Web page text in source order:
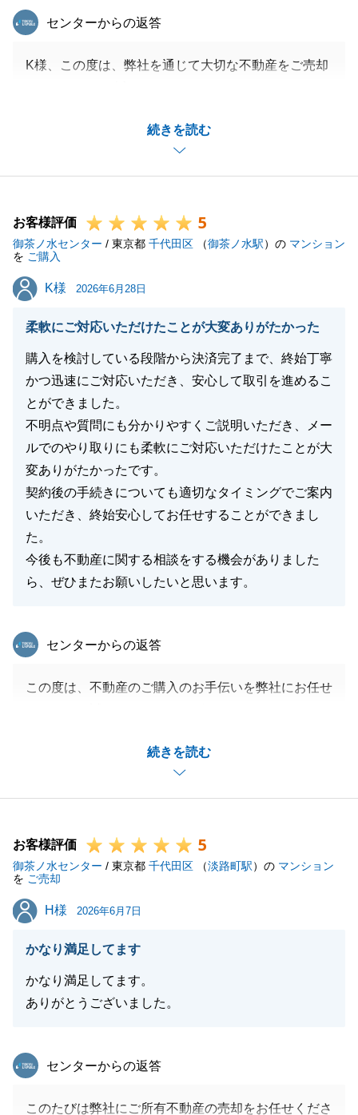
続きを読む
東急リバブル
センターからの返答
K様、この度は、弊社を通じて大切な不動産をご売却
だきましたこと重ねて御礼申し上げます。
無事に取引を終えることができて私も大変嬉しく思っ
ております。
でもお気軽にご連絡下さいませ。
今後とも何卒よろしくお願いいたします。
お客様評価 5
御茶ノ水センター / 東京都 千代田区 （御茶ノ水駅）の マンション
を ご購入
K様
K様 2026年6月28日
柔軟にご対応いただけたことが大変ありがたかった
購入を検討している段階から決済完了まで、終始丁寧
かつ迅速にご対応いただき、安心して取引を進めるこ
とができました。
不明点や質問にも分かりやすくご説明いただき、メー
ルでのやり取りにも柔軟にご対応いただけたことが大
変ありがたかったです。
契約後の手続きについても適切なタイミングでご案内
いただき、終始安心してお任せすることができまし
た。
今後も不動産に関する相談をする機会がありました
ら、ぜひまたお願いしたいと思います。
続きを読む
東急リバブル
センターからの返答
この度は、不動産のご購入のお手伝いを弊社にお任せ
ズにお引き渡しに至ることができました。
心より感謝申し上げます。
また何かK様のお力になれることがございましたら、
この度は大変お世話になりました。
今後ともどうぞよろしくお願いいたします。
お客様評価 5
御茶ノ水センター / 東京都 千代田区 （淡路町駅）の マンション
を ご売却
H様
H様 2026年6月7日
かなり満足してます
かなり満足してます。
ありがとうございました。
東急リバブル
センターからの返答
このたびは弊社にご所有不動産の売却をお任せくださ